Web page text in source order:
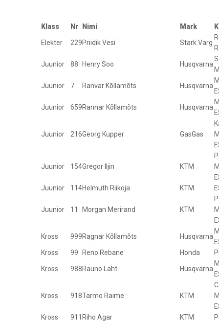
Klass Nr Nimi Mark
Elekter 229Priidik Vesi Stark Varg
Juunior 88 Henry Soo Husqvarna
Juunior 7 Ranvar Kõllamõts Husqvarna
Juunior 659Rannar Kõllamõts Husqvarna
Juunior 216Georg Kupper GasGas
Juunior 154Gregor Iljin KTM
Juunior
114Helmuth Riikoja KTM
Juunior 11 Morgan Merirand KTM
Kross 999Ragnar Kõllamõts Husqvarna
Kross
99 Reno Rebane Honda
Kross 988Rauno Laht Husqvarna
Kross 918Tarmo Raime KTM
Kross
911 Riho Agar KTM